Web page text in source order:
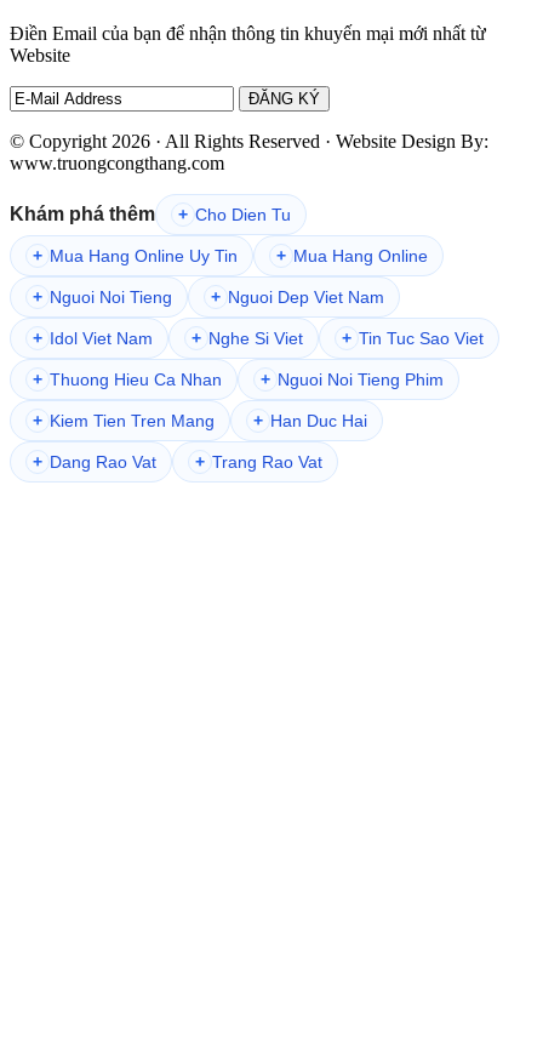
Điền Email của bạn để nhận thông tin khuyến mại mới nhất từ
Website
© Copyright 2026 · All Rights Reserved · Website Design By:
www.truongcongthang.com
Khám phá thêm + Cho Dien Tu
+ Mua Hang Online Uy Tin + Mua Hang Online
+ Nguoi Noi Tieng + Nguoi Dep Viet Nam
+ Idol Viet Nam + Nghe Si Viet + Tin Tuc Sao Viet
+ Thuong Hieu Ca Nhan + Nguoi Noi Tieng Phim
+ Kiem Tien Tren Mang + Han Duc Hai
+ Dang Rao Vat + Trang Rao Vat